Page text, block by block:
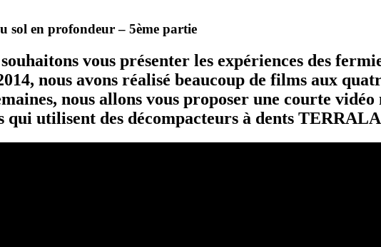
sol en profondeur – 5ème partie
vous présenter les expériences des
nous avons réalisé beaucoup de films aux
nous allons vous proposer une courte
qui utilisent des décompacteurs à dents